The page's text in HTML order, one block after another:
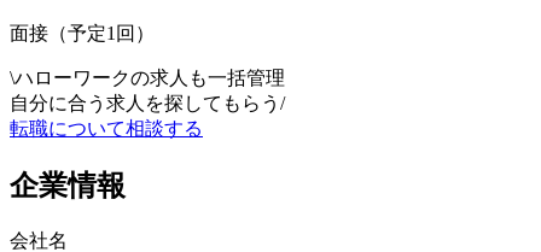
面接（予定1回）
\ハローワークの求人も一括管理
自分に合う求人を探してもらう /
転職について相談する
企業情報
会社名